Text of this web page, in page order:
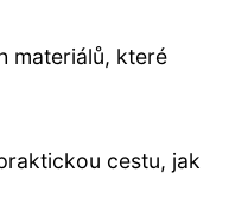
materiálů, které
cestu, jak